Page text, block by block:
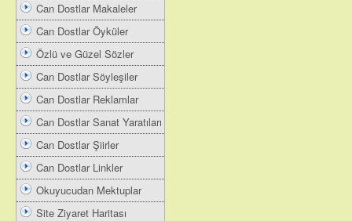
Can Dostlar Makaleler
Can Dostlar Öyküler
Özlü ve Güzel Sözler
Can Dostlar Söyleşiler
Can Dostlar Reklamlar
Can Dostlar Sanat Yaratıları
Can Dostlar Şiirler
Can Dostlar Linkler
Okuyucudan Mektuplar
Site Ziyaret Haritası